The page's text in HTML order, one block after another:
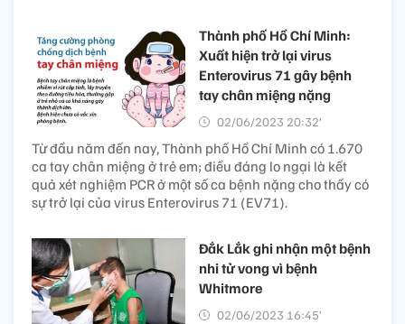
Thành phố Hồ Chí Minh:
Xuất hiện trở lại virus
Enterovirus 71 gây bệnh
tay chân miệng nặng
02/06/2023 20:32’
Từ đầu năm đến nay, Thành phố Hồ Chí Minh có 1.670
ca tay chân miệng ở trẻ em; điều đáng lo ngại là kết
quả xét nghiệm PCR ở một số ca bệnh nặng cho thấy có
sự trở lại của virus Enterovirus 71 (EV71).
Đắk Lắk ghi nhận một bệnh
nhi tử vong vì bệnh
Whitmore
02/06/2023 16:45’